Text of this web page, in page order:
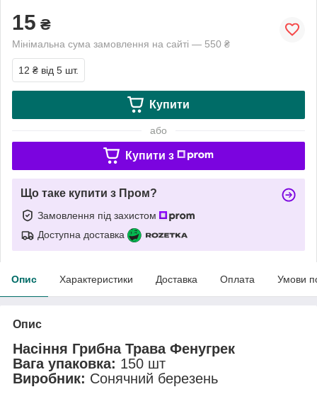
15 ₴
Мінімальна сума замовлення на сайті — 550 ₴
12 ₴ від 5 шт.
Купити
або
Купити з
Що таке купити з Пром?
Замовлення під захистом
Доступна доставка
Опис Характеристики Доставка Оплата Умови
Опис
Насіння Грибна Трава Фенугрек
Вага упаковка: 150 шт
Виробник: Сонячний березень